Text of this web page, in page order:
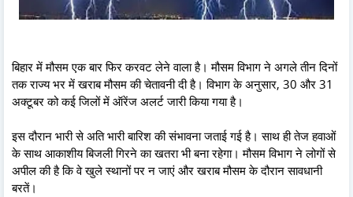
बिहार में मौसम एक बार फिर करवट लेने वाला है। मौसम विभाग ने अगले तीन दिनों
तक राज्य भर में खराब मौसम की चेतावनी दी है। विभाग के अनुसार, 30 और 31
अक्टूबर को कई जिलों में ऑरेंज अलर्ट जारी किया गया है।
इस दौरान भारी से अति भारी बारिश की संभावना जताई गई है। साथ ही तेज हवाओं
के साथ आकाशीय बिजली गिरने का खतरा भी बना रहेगा। मौसम विभाग ने लोगों से
अपील की है कि वे खुले स्थानों पर न जाएं और खराब मौसम के दौरान सावधानी
बरतें।